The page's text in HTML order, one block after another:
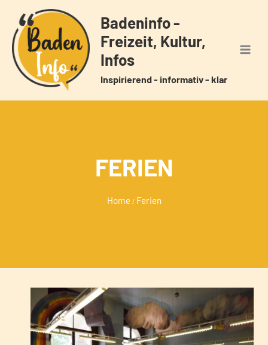
Inhalt
springen
Badeninfo -
Freizeit, Kultur,
Infos
Inspirierend - informativ - klar
FERIEN
Home / Ferien